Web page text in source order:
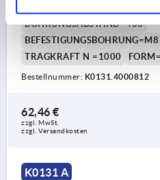
BOHRUNGSABSTAND=400
BEFESTIGUNGSBOHRUNG=M8
TRAGKRAFT N =1000
Bestellnummer: K0131.4000812
62,46 €
zzgl. MwSt.
zzgl. Versandkosten
K0131 A